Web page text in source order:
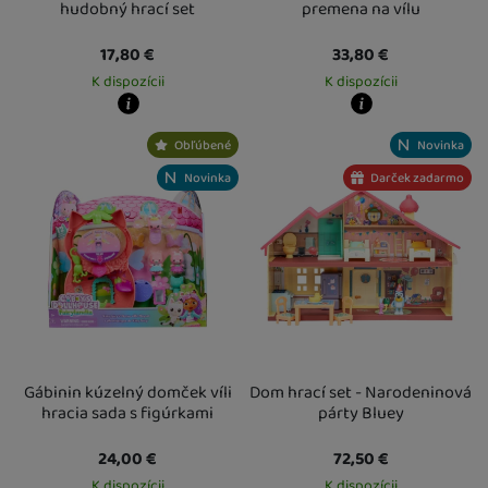
hudobný hrací set
17,80€
K dispozícii
Kdy zboží dostanete?
Osobný odber vo výdajnom mieste
premena na vílu
33,80€
K dispozícii
Osobný odber vo výdajnom mieste
13. 8.
Obľúbené
Novinka
Gábinin kúzelný domček víli
hracia sada s figúrkami
24,00€
Novinka
Darček zadarmo
Dom hrací set - Narodeninová
párty Bluey
72,50€